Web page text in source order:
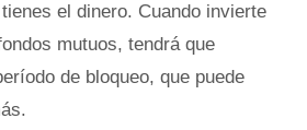
el dinero. Cuando invierte
mutuos, tendrá que
de bloqueo, que puede